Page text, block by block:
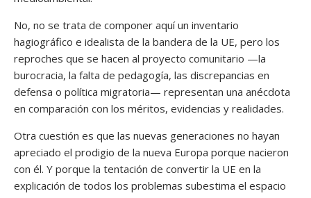
No, no se trata de componer aquí un inventario
hagiográfico e idealista de la bandera de la UE, pero los
reproches que se hacen al proyecto comunitario —la
burocracia, la falta de pedagogía, las discrepancias en
defensa o política migratoria— representan una anécdota
en comparación con los méritos, evidencias y realidades.
Otra cuestión es que las nuevas generaciones no hayan
apreciado el prodigio de la nueva Europa porque nacieron
con él. Y porque la tentación de convertir la UE en la
explicación de todos los problemas subestima el espacio